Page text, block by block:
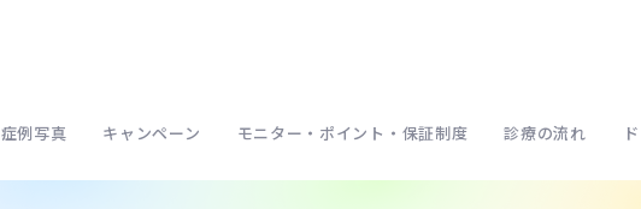
症例写真 キャンペーン モニター・ポイント・保証制度 診療の流れ